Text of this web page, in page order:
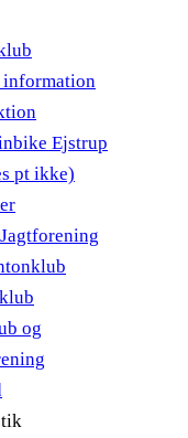
information
Ejstrup
pt ikke)
og